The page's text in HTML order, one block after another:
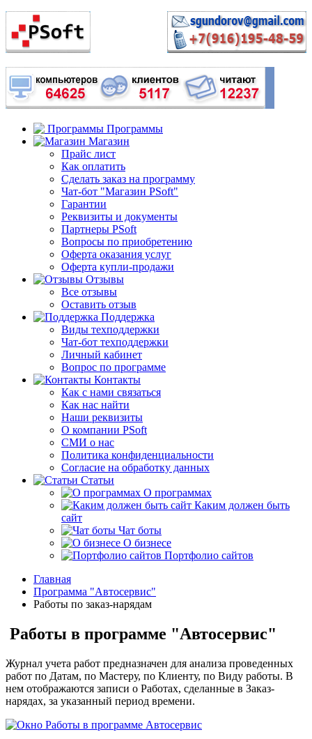
Программы
Магазин
Прайс лист
Как оплатить
Сделать заказ на программу
Чат-бот "Магазин PSoft"
Гарантии
Реквизиты и документы
Партнеры PSoft
Вопросы по приобретению
Оферта оказания услуг
Оферта купли-продажи
Отзывы
Все отзывы
Оставить отзыв
Поддержка
Виды техподдержки
Чат-бот техподдержки
Личный кабинет
Вопрос по программе
Контакты
Как с нами связаться
Как нас найти
Наши реквизиты
О компании PSoft
СМИ о нас
Политика конфиденциальности
Согласие на обработку данных
Статьи
О программах
Каким должен быть
сайт
Чат боты
О бизнесе
Портфолио сайтов
Главная
Программа "Автосервис"
Работы по заказ-нарядам
Работы в программе "Автосервис"
Журнал учета работ предназначен для анализа проведенных
работ по Датам, по Мастеру, по Клиенту, по Виду работы. В
нем отображаются записи о Работах, сделанные в Заказ-
нарядах, за указанный период времени.